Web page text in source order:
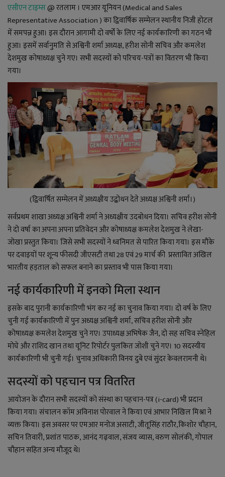
Language
English Hiindi
एसीएन टाइम्स@ रतलाम । एमआर यूनियन (Medical and Sales
Representative Association ) का द्विवार्षिक सम्मेलन स्थानीय निजी होटल
में समपन्न हुआ। इस दौरान आगामी दो वर्षों के लिए नई कार्यकारिणी का गठन भी
हुआ। इसमें सर्वानुमति से अश्विनी शर्मा अध्यक्ष, हरीश सोनी सचिव और कमलेश
देशमुख कोषाध्यक्ष चुने गए। सभी सदस्यों को परिचय-पत्रों का वितरण भी किया
गया।
(द्विवार्षित सम्मेलन में अध्यक्षीय उद्बोधन देते अध्यक्ष अश्विनी शर्मा।)
सर्वप्रथम शाखा अध्यक्ष अश्विनी शर्मा ने अध्यक्षीय उदबोधन दिया। सचिव हरीश सोनी
ने दो वर्षा का अपना अपना प्रतिवेदन और कोषाध्यक्ष कमलेश देशमुख ने लेखा-
जोखा प्रस्तुत किया। जिसे सभी सदस्यों ने ध्वनिमत से पारित किया गया। इस मौके
पर दवाइयों पर शून्य फीसदी जीएसटी तथा 28 एवं 29 मार्च की प्रस्तावित अखिल
भारतीय हड़ताल को सफल बनाने का प्रस्ताव भी पास किया गया।
नई कार्यकारिणी में इनको मिला स्थान
इसके बाद पुरानी कार्यकारिणी भंग कर नई का चुनाव किया गया। दो वर्ष के लिए
चुनी गई कार्यकारिणी में पुनः अध्यक्ष अश्विनी शर्मा, सचिव हरीश सोनी और
कोषाध्यक्ष कमलेश देशमुख चुने गए। उपाध्यक्ष अभिषेक जैन, दो सह सचिव स्नेहिल
मोघे और राशिद खान तथा यूनिट रिपोर्टर पुलकित जोशी चुने गए। 10 सदस्यीय
कार्यकारिणी भी चुनी गई। चुनाव अधिकारी विनय दुबे एवं सुंदर केवलरामनी थे।
सदस्यों को पहचान पत्र वितरित
आयोजन के दौरान सभी सदस्यों को संस्था का पहचान-पत्र (i-card) भी प्रदान
किया गया। संचालन कॉम अविनाश पोरवाल ने किया एवं आभार निखिल मिश्रा ने
व्यक्त किया। इस अवसर पर एमआर मनोज असाटी, जीतूसिंह राठौर,किशोर चौहान,
सचिन तिवारी, प्रशांत पाठक, आनंद गढ़वाल, संजय व्यास, वरुण सोलंकी, गोपाल
चौहान सहित अन्य मौजूद थे।